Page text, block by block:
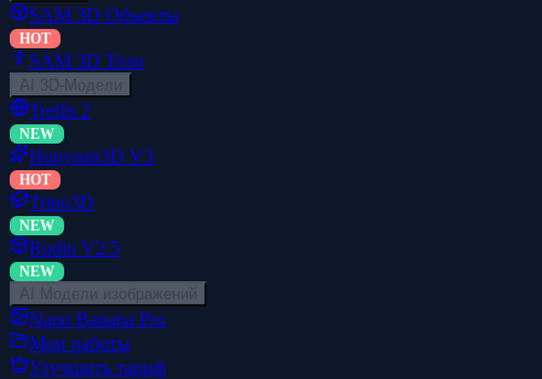
SAM 3D Объекты
HOT
SAM 3D Тело
AI 3D-Модели
Trellis 2
NEW
Hunyuan3D V3
HOT
Tripo3D
NEW
Rodin V2.5
NEW
AI Модели изображений
Nano Banana Pro
Мои работы
Улучшить тариф